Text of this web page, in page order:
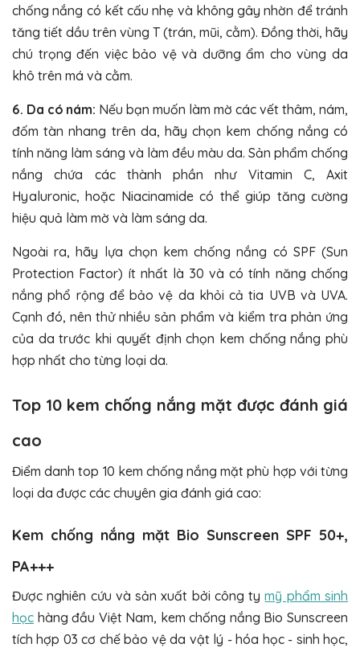
chống nắng có kết cấu nhẹ và không gây nhờn để tránh
tăng tiết dầu trên vùng T (trán, mũi, cằm). Đồng thời, hãy
chú trọng đến việc bảo vệ và dưỡng ẩm cho vùng da
khô trên má và cằm.
6. Da có nám: Nếu bạn muốn làm mờ các vết thâm, nám,
đốm tàn nhang trên da, hãy chọn kem chống nắng có
tính năng làm sáng và làm đều màu da. Sản phẩm chống
nắng chứa các thành phần như Vitamin C, Axit
Hyaluronic, hoặc Niacinamide có thể giúp tăng cường
hiệu quả làm mờ và làm sáng da.
Ngoài ra, hãy lựa chọn kem chống nắng có SPF (Sun
Protection Factor) ít nhất là 30 và có tính năng chống
nắng phổ rộng để bảo vệ da khỏi cả tia UVB và UVA.
Cạnh đó, nên thử nhiều sản phẩm và kiểm tra phản ứng
của da trước khi quyết định chọn kem chống nắng phù
hợp nhất cho từng loại da.
Top 10 kem chống nắng mặt được đánh giá
cao
Điểm danh top 10 kem chống nắng mặt phù hợp với từng
loại da được các chuyên gia đánh giá cao:
Kem chống nắng mặt Bio Sunscreen SPF 50+,
PA+++
Được nghiên cứu và sản xuất bởi công tymỹ phẩm sinh
học hàng đầu Việt Nam, kem chống nắng Bio Sunscreen
tích hợp 03 cơ chế bảo vệ da vật lý - hóa học - sinh học,